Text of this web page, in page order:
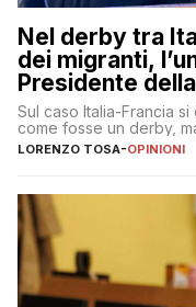
Nel derby tra
dei migranti,
Presidente
Sul caso Italia-Francia
come fosse un derby,
LORENZO TOSA-OPINIONI